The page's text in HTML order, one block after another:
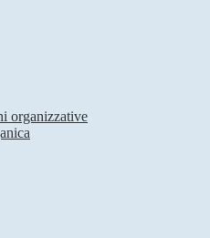
organizzative